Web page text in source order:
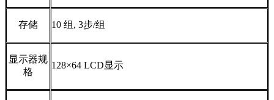
存储 10组 , 3步/组
显示器规
格
128×64 LCD显示